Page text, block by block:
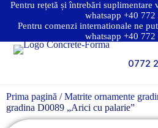
Pentru rețetă și întrebări suplimentare
whatsapp +40 772
Pentru comenzi internationale ne
whatsapp +40 772
0772
Prima pagină /Matrite ornamente
gradina D0089 „Arici cu palarie”